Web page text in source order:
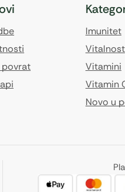
povrat
Imunitet
Vitalnost
Vitamini
Vitamin
Novo u